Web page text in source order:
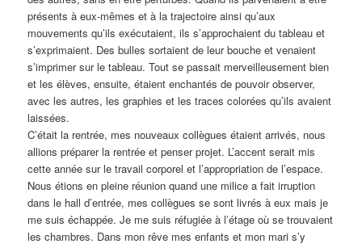
présents à eux-mêmes et à la trajectoire ainsi qu’aux
mouvements qu’ils exécutaient, ils s’approchaient du tableau et
s’exprimaient. Des bulles sortaient de leur bouche et venaient
s’imprimer sur le tableau. Tout se passait merveilleusement bien
et les élèves, ensuite, étaient enchantés de pouvoir observer,
avec les autres, les graphies et les traces colorées qu’ils avaient
laissées.
C’était la rentrée, mes nouveaux collègues étaient arrivés, nous
allions préparer la rentrée et penser projet. L’accent serait mis
cette année sur le travail corporel et l’appropriation de l’espace.
Nous étions en pleine réunion quand une milice a fait irruption
dans le hall d’entrée, mes collègues se sont livrés à eux mais je
me suis échappée. Je me suis réfugiée à l’étage où se trouvaient
les chambres. Dans mon rêve mes enfants et mon mari s’y